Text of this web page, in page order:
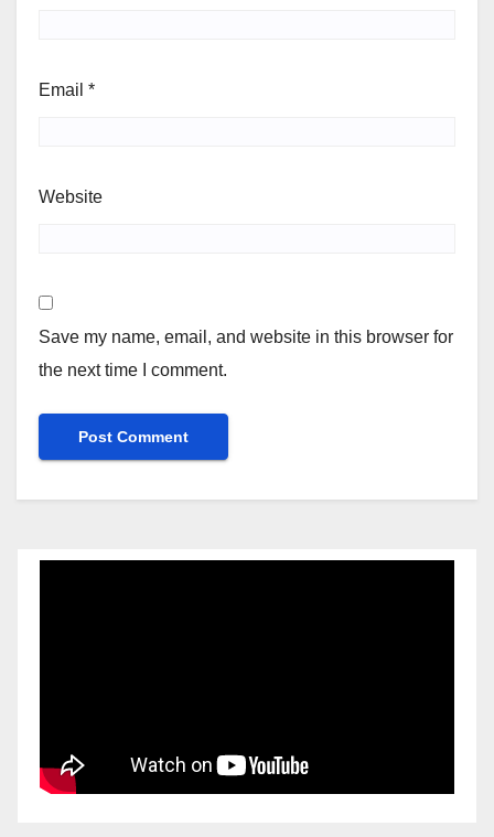
Email *
Website
Save my name, email, and website in this browser for
the next time I comment.